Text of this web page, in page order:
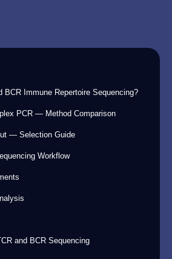
BCR Immune Repertoire Sequencing?
PCR — Method Comparison
— Selection Guide
Workflow
and BCR Sequencing